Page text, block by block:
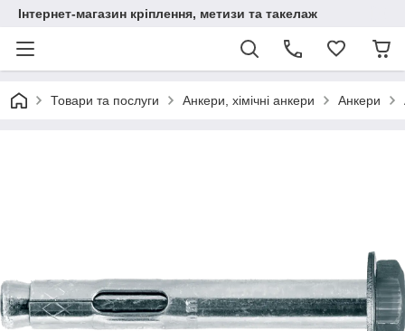
Інтернет-магазин кріплення, метизи та такелаж
Товари та послуги Анкери, хімічні анкери Анкери